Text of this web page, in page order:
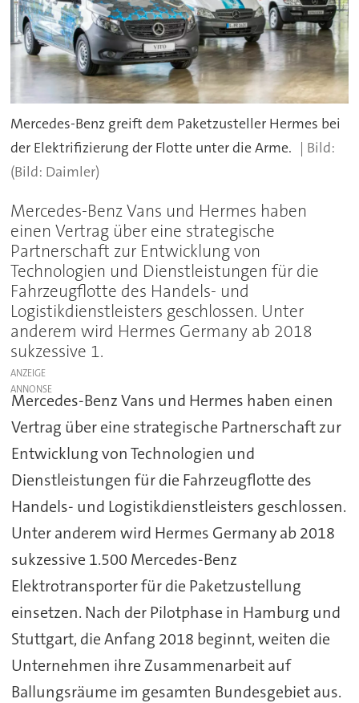
Mercedes-Benz greift dem Paketzusteller Hermes bei
der Elektrifizierung der Flotte unter die Arme.
(Bild: Daimler)
Mercedes-Benz Vans und Hermes haben
einen Vertrag über eine strategische
Partnerschaft zur Entwicklung von
Technologien und Dienstleistungen für die
Fahrzeugflotte des Handels- und
Logistikdienstleisters geschlossen. Unter
anderem wird Hermes Germany ab 2018
sukzessive 1.
ANZEIGE
Mercedes-Benz Vans und Hermes haben einen
Vertrag über eine strategische Partnerschaft zur
Entwicklung von Technologien und
Dienstleistungen für die Fahrzeugflotte des
Handels- und Logistikdienstleisters geschlossen.
Unter anderem wird Hermes Germany ab 2018
sukzessive 1.500 Mercedes-Benz
Elektrotransporter für die Paketzustellung
einsetzen. Nach der Pilotphase in Hamburg und
Stuttgart, die Anfang 2018 beginnt, weiten die
Unternehmen ihre Zusammenarbeit auf
Ballungsräume im gesamten Bundesgebiet aus.